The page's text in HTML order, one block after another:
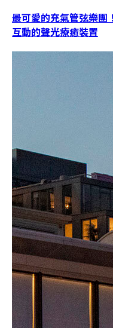
最可愛的充氣管弦樂團
互動的聲光療癒裝置